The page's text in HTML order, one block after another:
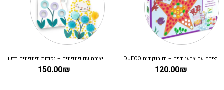
יצירה עם פונפונים – נקודות ופונפונים בדשא DJECO
150.00
ערכת יצירה – עיצוב אופנה קרולין
199.00
משחק